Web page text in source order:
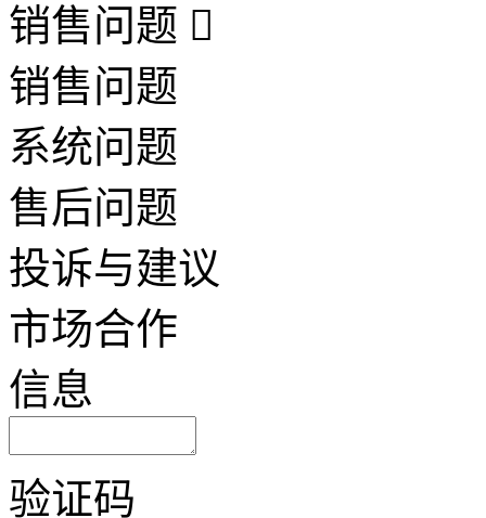
销售问题
销售问题
系统问题
售后问题
投诉与建议
市场合作
信息
验证码